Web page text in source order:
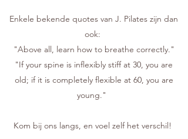
Enkele bekende quotes van J. Pilates zijn dan
ook:
"Above all, learn how to breathe correctly."
"If your spine is inflexibly stiff at 30, you are
old; if it is completely flexible at 60, you are
young."
Kom bij ons langs, en voel zelf het verschil!